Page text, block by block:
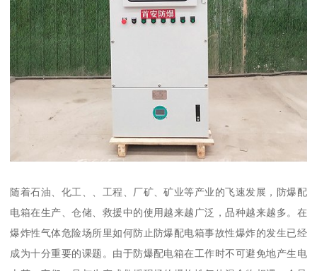
随着石油、化工、、工程、厂矿、矿业等产业的飞速发展，防爆配
电箱在生产、仓储、救援中的使用越来越广泛，品种越来越多。在
爆炸性气体危险场所里如何防止防爆配电箱事故性爆炸的发生已经
成为十分重要的课题。由于防爆配电箱在工作时不可避免地产生电